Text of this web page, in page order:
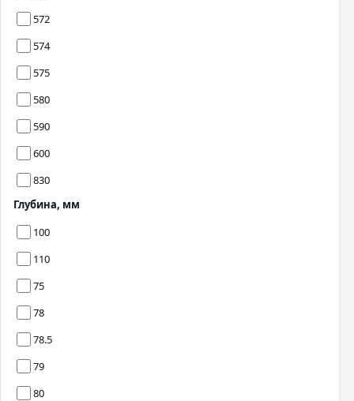
572
574
575
580
590
600
830
Глубина, мм
100
110
75
78
78.5
79
80